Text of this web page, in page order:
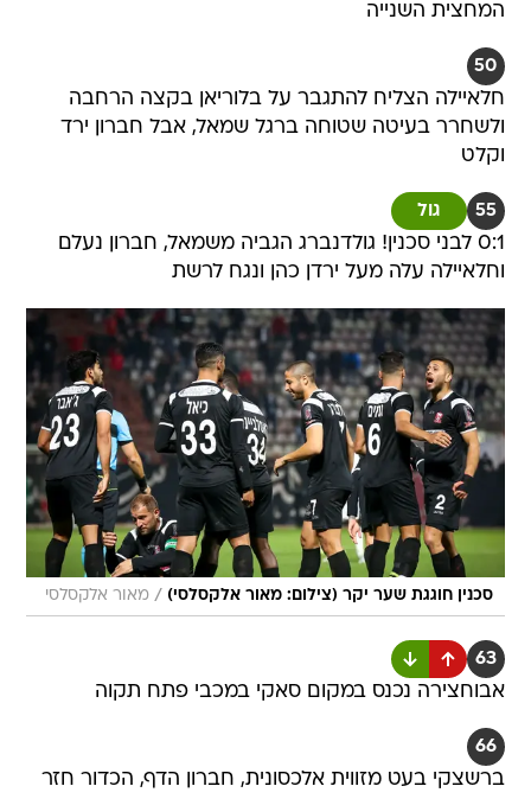
המחצית השנייה
50
חלאיילה הצליח להתגבר על בלוריאן בקצה הרחבה
ולשחרר בעיטה שטוחה ברגל שמאל, אבל חברון ירד
וקלט
55 גול
0:1 לבני סכנין! גולדנברג הגביה משמאל, חברון נעלם
וחלאיילה עלה מעל ירדן כהן ונגח לרשת
סכנין חוגגת שער יקר (צילום: מאור אלקסלסי) / מאור אלקסלסי
63
אבוחצירה נכנס במקום סאקי במכבי פתח תקוה
66
ברשצקי בעט מזווית אלכסונית, חברון הדף, הכדור חזר